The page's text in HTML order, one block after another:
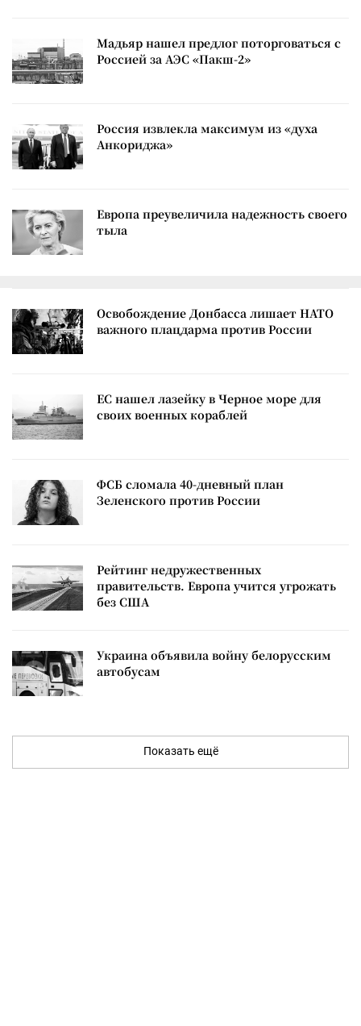
Мадьяр нашел предлог поторговаться с
Россией за АЭС «Пакш-2»
Россия извлекла максимум из «духа
Анкориджа»
Европа преувеличила надежность своего
тыла
Освобождение Донбасса лишает НАТО
важного плацдарма против России
ЕС нашел лазейку в Черное море для
своих военных кораблей
ФСБ сломала 40-дневный план
Зеленского против России
Рейтинг недружественных
правительств. Европа учится угрожать
без США
Украина объявила войну белорусским
автобусам
Показать ещё